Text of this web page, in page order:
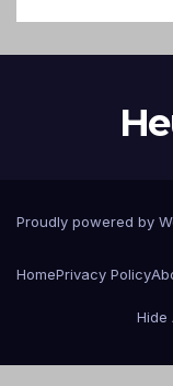
Proudly powered by
HomePrivacy Policy
Hide